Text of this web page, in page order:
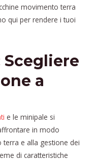
movimento terra
qui per rendere i tuoi
Scegliere
a
e le minipale si
in modo
e alla gestione dei
di caratteristiche